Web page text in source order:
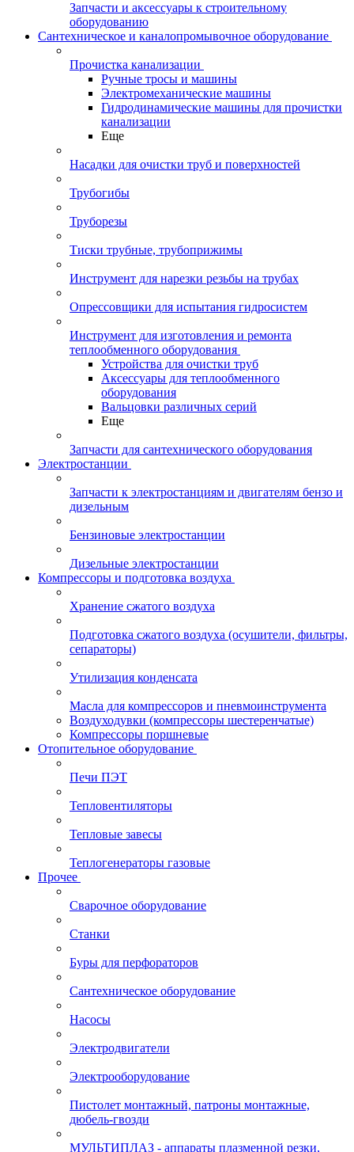
Запчасти и аксессуары к строительному
оборудованию
Сантехническое и каналопромывочное оборудование
Прочистка канализации
Ручные тросы и машины
Электромеханические машины
Гидродинамические машины для прочистки
канализации
Еще
Насадки для очистки труб и поверхностей
Трубогибы
Труборезы
Тиски трубные, трубоприжимы
Инструмент для нарезки резьбы на трубах
Опрессовщики для испытания гидросистем
Инструмент для изготовления и ремонта
теплообменного оборудования
Устройства для очистки труб
Аксессуары для теплообменного
оборудования
Вальцовки различных серий
Еще
Запчасти для сантехнического оборудования
Электростанции
Запчасти к электростанциям и двигателям бензо и
дизельным
Бензиновые электростанции
Дизельные электростанции
Компрессоры и подготовка воздуха
Хранение сжатого воздуха
Подготовка сжатого воздуха (осушители, фильтры,
сепараторы)
Утилизация конденсата
Масла для компрессоров и пневмоинструмента
Воздуходувки (компрессоры шестеренчатые)
Компрессоры поршневые
Отопительное оборудование
Печи ПЭТ
Тепловентиляторы
Тепловые завесы
Теплогенераторы газовые
Прочее
Сварочное оборудование
Станки
Буры для перфораторов
Сантехническое оборудование
Насосы
Электродвигатели
Электрооборудование
Пистолет монтажный, патроны монтажные,
дюбель-гвозди
МУЛЬТИПЛАЗ - аппараты плазменной резки,